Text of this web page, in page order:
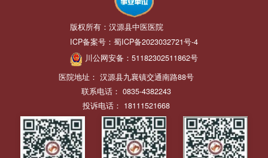
版权所有： 汉源县中医医院
ICP备案号： 蜀ICP备2023032721号-4
川公网安备： 51182302511862号
医院地址： 汉源县九襄镇交通南路88号
联系电话： 0835-4382243
投诉电话： 18111521668